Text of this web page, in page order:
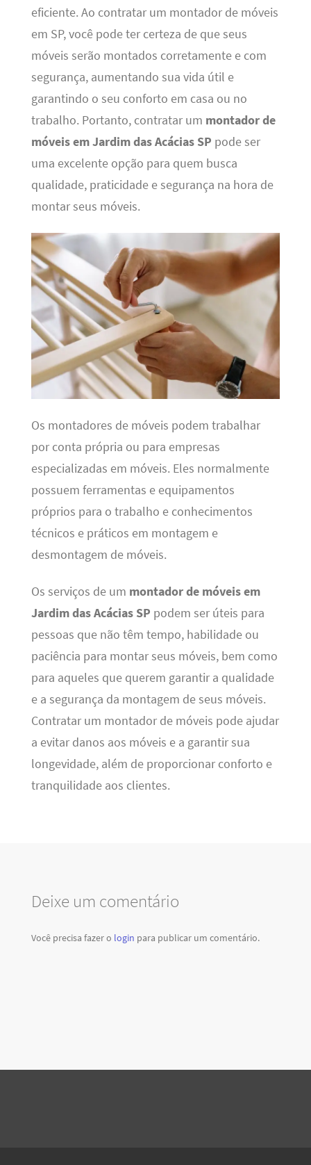
eficiente. Ao contratar um montador de móveis
em SP, você pode ter certeza de que seus
móveis serão montados corretamente e com
segurança, aumentando sua vida útil e
garantindo o seu conforto em casa ou no
trabalho. Portanto, contratar um montador de
móveis em Jardim das Acácias SP pode ser
uma excelente opção para quem busca
qualidade, praticidade e segurança na hora de
montar seus móveis.
Os montadores de móveis podem trabalhar
por conta própria ou para empresas
especializadas em móveis. Eles normalmente
possuem ferramentas e equipamentos
próprios para o trabalho e conhecimentos
técnicos e práticos em montagem e
desmontagem de móveis.
Os serviços de um montador de móveis em
Jardim das Acácias SP podem ser úteis para
pessoas que não têm tempo, habilidade ou
paciência para montar seus móveis, bem como
para aqueles que querem garantir a qualidade
e a segurança da montagem de seus móveis.
Contratar um montador de móveis pode ajudar
a evitar danos aos móveis e a garantir sua
longevidade, além de proporcionar conforto e
tranquilidade aos clientes.
Deixe um comentário
Você precisa fazer o login para publicar um comentário.